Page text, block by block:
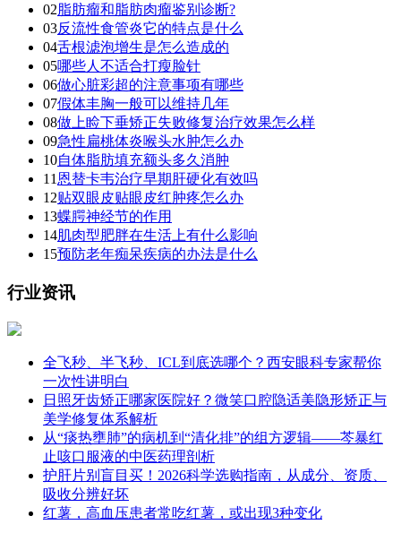
02 脂肪瘤和脂肪肉瘤鉴别诊断?
03反流性食管炎它的特点是什么
04舌根滤泡增生是怎么造成的
05哪些人不适合打瘦脸针
06做心脏彩超的注意事项有哪些
07假体丰胸一般可以维持几年
08做上睑下垂矫正失败修复治疗效果怎么样
09急性扁桃体炎喉头水肿怎么办
10自体脂肪填充额头多久消肿
11 恩替卡韦治疗早期肝硬化有效吗
12贴双眼皮贴眼皮红肿疼怎么办
13蝶腭神经节的作用
14肌肉型肥胖在生活上有什么影响
15预防老年痴呆疾病的办法是什么
行业资讯
全飞秒、半飞秒、ICL到底选哪个？西安眼科专家帮你
一次性讲明白
日照牙齿矫正哪家医院好？微笑口腔隐适美隐形矫正与
美学修复体系解析
从“痰热壅肺”的病机到“清化排”的组方逻辑——芩暴红
止咳口服液的中医药理剖析
护肝片别盲目买！2026科学选购指南，从成分、资质、
吸收分辨好坏
红薯，高血压患者常吃红薯，或出现3种变化